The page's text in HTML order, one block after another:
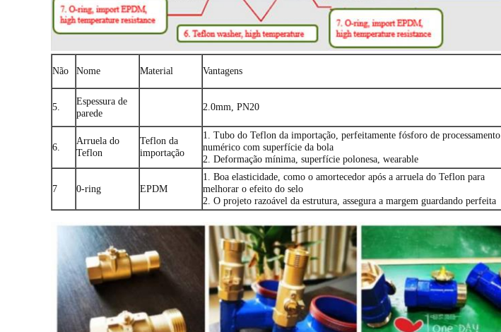
Não Nome Material Vantagens
5.
Espessura de
parede
2.0mm, PN20
6.
Arruela do
Teflon
Teflon da
importação
1. Tubo do Teflon da importação, perfeitamente fósforo de processamento
numérico com superfície da bola
2. Deformação mínima, superfície polonesa, wearable
7 0-ring EPDM
1. Boa elasticidade, como o amortecedor após a arruela do Teflon para
melhorar o efeito do selo
2. O projeto razoável da estrutura, assegura a margem guardando perfeita